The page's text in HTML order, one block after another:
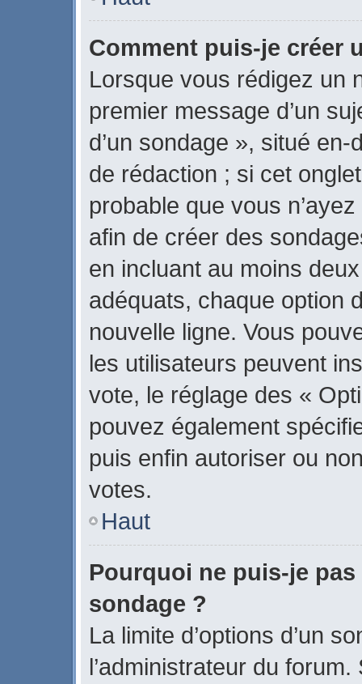
Comment puis-je créer
Lorsque vous rédigez un
premier message d’un
d’un sondage », situé
de rédaction ; si cet
probable que vous
afin de créer des
en incluant au moins
adéquats, chaque option
nouvelle ligne. Vous
les utilisateurs peuvent
vote, le réglage des «
pouvez également
puis enfin autoriser ou
votes.
Haut
Pourquoi ne puis-je
sondage ?
La limite d’options d’un
l’administrateur du